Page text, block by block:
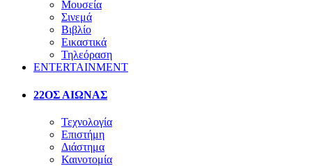
Μουσεία
Σινεμά
Βιβλίο
Εικαστικά
Τηλεόραση
ENTERTAINMENT
22ΟΣ ΑΙΩΝΑΣ
Τεχνολογία
Επιστήμη
Διάστημα
Καινοτομία